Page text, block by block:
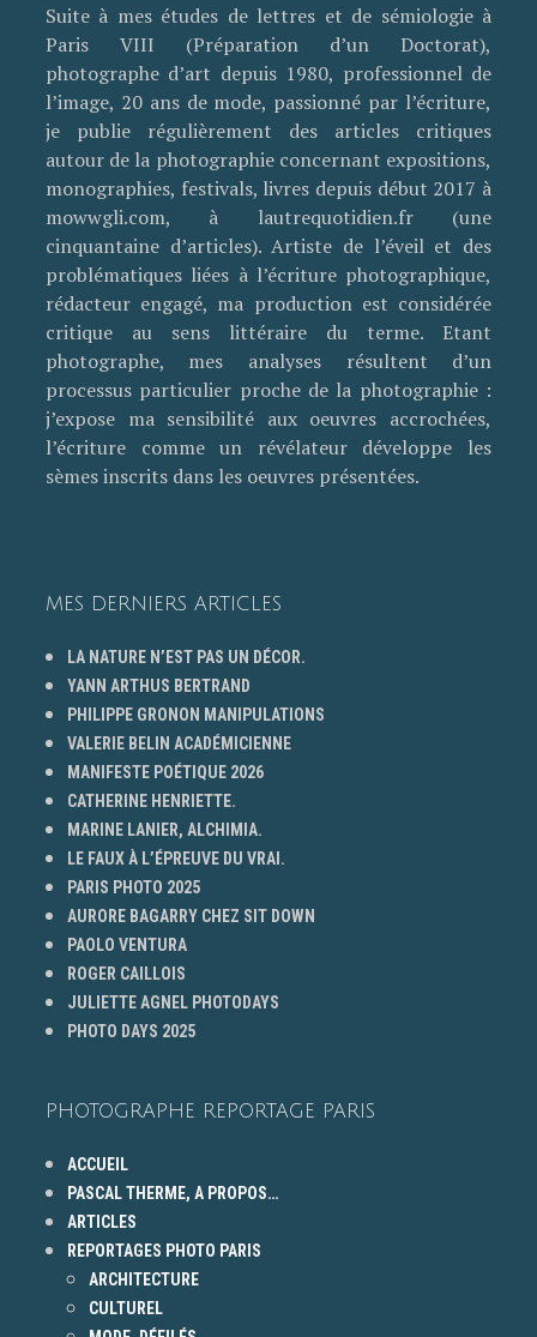
Suite à mes études de lettres et de sémiologie à
Paris VIII (Préparation d’un Doctorat),
photographe d’art depuis 1980, professionnel de
l’image, 20 ans de mode, passionné par l’écriture,
je publie régulièrement des articles critiques
autour de la photographie concernant expositions,
monographies, festivals, livres depuis début 2017 à
mowwgli.com, à lautrequotidien.fr (une
cinquantaine d’articles). Artiste de l’éveil et des
problématiques liées à l’écriture photographique,
rédacteur engagé, ma production est considérée
critique au sens littéraire du terme. Etant
photographe, mes analyses résultent d’un
processus particulier proche de la photographie :
j’expose ma sensibilité aux oeuvres accrochées,
l’écriture comme un révélateur développe les
sèmes inscrits dans les oeuvres présentées.
MES DERNIERS ARTICLES
LA NATURE N’EST PAS UN DÉCOR.
YANN ARTHUS BERTRAND
PHILIPPE GRONON MANIPULATIONS
VALERIE BELIN ACADÉMICIENNE
MANIFESTE POÉTIQUE 2026
CATHERINE HENRIETTE.
MARINE LANIER, ALCHIMIA.
LE FAUX À L’ÉPREUVE DU VRAI.
PARIS PHOTO 2025
AURORE BAGARRY CHEZ SIT DOWN
PAOLO VENTURA
ROGER CAILLOIS
JULIETTE AGNEL PHOTODAYS
PHOTO DAYS 2025
PHOTOGRAPHE REPORTAGE PARIS
ACCUEIL
PASCAL THERME, A PROPOS…
ARTICLES
REPORTAGES PHOTO PARIS
ARCHITECTURE
CULTUREL